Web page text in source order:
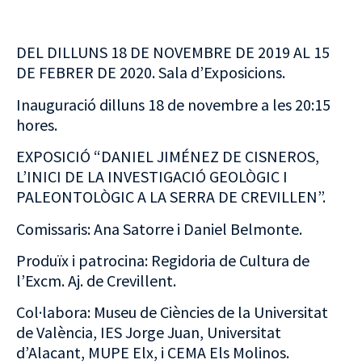
DEL DILLUNS 18 DE NOVEMBRE DE 2019 AL 15
DE FEBRER DE 2020. Sala d’Exposicions.
Inauguració dilluns 18 de novembre a les 20:15
hores.
EXPOSICIÓ “DANIEL JIMÉNEZ DE CISNEROS,
L’INICI DE LA INVESTIGACIÓ GEOLÒGIC I
PALEONTOLÒGIC A LA SERRA DE CREVILLEN”.
Comissaris: Ana Satorre i Daniel Belmonte.
Produïx i patrocina: Regidoria de Cultura de
l’Excm. Aj. de Crevillent.
Col·labora: Museu de Ciències de la Universitat
de València, IES Jorge Juan, Universitat
d’Alacant, MUPE Elx, i CEMA Els Molinos.